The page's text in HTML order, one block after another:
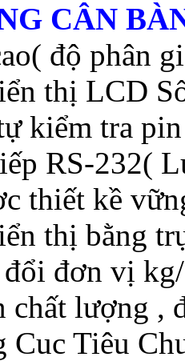
CÂN
độ phân
thị LCD
kiểm tra
RS-232(
thiết kề
thị bằng
đơn vị
chất lượng ,
Cuc Tiêu